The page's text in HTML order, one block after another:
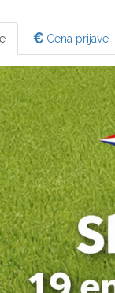
Cena prijave